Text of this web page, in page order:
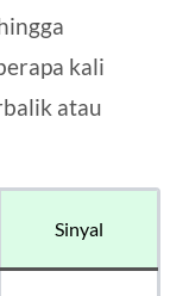
kali
atau
Sinyal